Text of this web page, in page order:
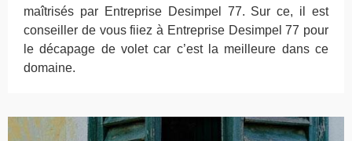
maîtrisés par Entreprise Desimpel 77. Sur ce, il est
conseiller de vous fiiez à Entreprise Desimpel 77 pour
le décapage de volet car c’est la meilleure dans ce
domaine.